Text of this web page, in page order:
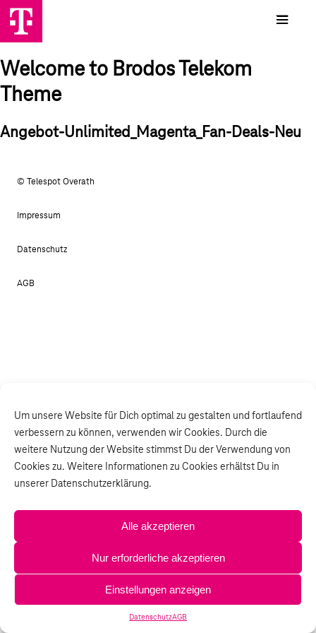
Um unsere Website für Dich optimal zu gestalten und fortlaufend
verbessern zu können, verwenden wir Cookies. Durch die
weitere Nutzung der Website stimmst Du der Verwendung von
Cookies zu. Weitere Informationen zu Cookies erhältst Du in
unserer Datenschutzerklärung.
Alle akzeptieren
Nur erforderliche akzeptieren
Einstellungen anzeigen
DatenschutzAGB
Welcome to Brodos Telekom
Theme
Angebot-Unlimited_Magenta_Fan-Deals-Neu
© Telespot Overath
Impressum
Datenschutz
AGB